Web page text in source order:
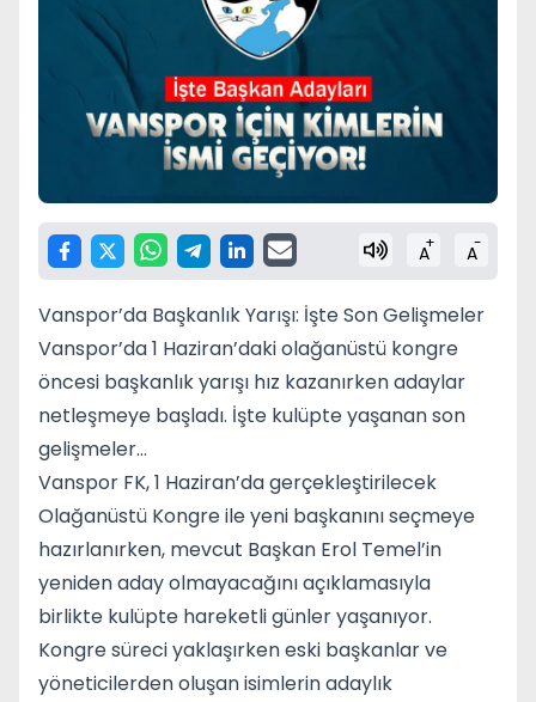
A+ A-
Vanspor’da Başkanlık Yarışı: İşte Son Gelişmeler
Vanspor’da 1 Haziran’daki olağanüstü kongre
öncesi başkanlık yarışı hız kazanırken adaylar
netleşmeye başladı. İşte kulüpte yaşanan son
gelişmeler…
Vanspor FK, 1 Haziran’da gerçekleştirilecek
Olağanüstü Kongre ile yeni başkanını seçmeye
hazırlanırken, mevcut Başkan Erol Temel’in
yeniden aday olmayacağını açıklamasıyla
birlikte kulüpte hareketli günler yaşanıyor.
Kongre süreci yaklaşırken eski başkanlar ve
yöneticilerden oluşan isimlerin adaylık